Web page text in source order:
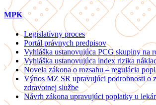
MPK
Legislatívny proces
Portál právnych predpisov
Vyhláška ustanovujúca PCG skupiny na
Vyhláška ustanovujúca index rizika
Novela zákona o rozsahu – regulácia
Výnos MZ SR upravujúci podrobnosti o
zdravotnej službe
Návrh zákona upravujúci poplatky u